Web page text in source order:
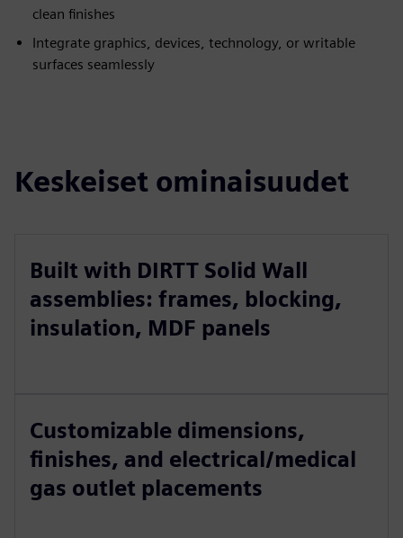
clean finishes
Integrate graphics, devices, technology, or writable
surfaces seamlessly
Keskeiset ominaisuudet
Built with DIRTT Solid Wall
assemblies: frames, blocking,
insulation, MDF panels
Customizable dimensions,
finishes, and electrical/medical
gas outlet placements